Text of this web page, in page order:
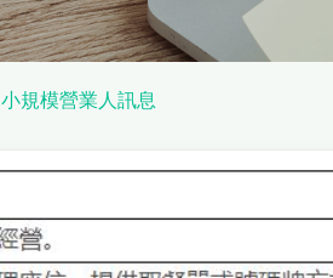
小規模營業人訊息